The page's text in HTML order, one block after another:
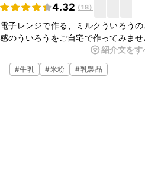
4.32 (18)
電子レンジで作る、ミルクういろう
感のういろうをご自宅で作ってみま
ンジ加熱で作るので、とても簡単で
しい味わいに仕上げました。ぜひお試
紹介文をす
#牛乳 #米粉 #乳製品